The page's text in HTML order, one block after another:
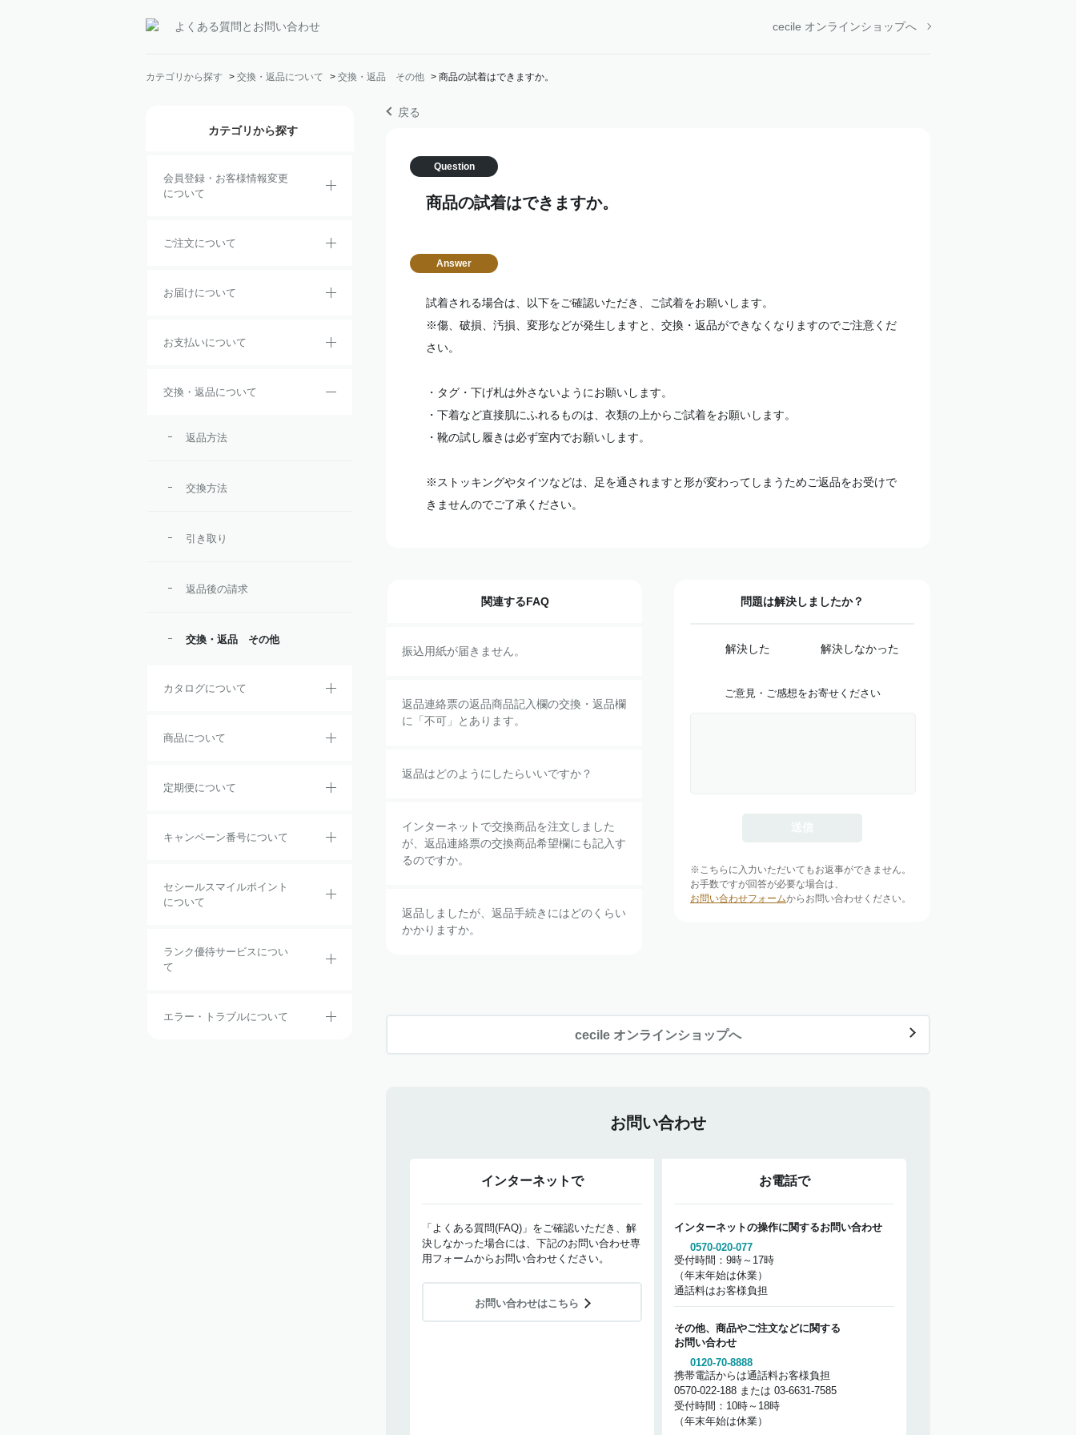
よくある質問とお問い合わせ cecile オンラインショップへ
カテゴリから探す > 交換・返品について > 交換・返品 その他 > 商品の試着はできますか。
カテゴリから探す
会員登録・お客様情報変更
について
ご注文について
お届けについて
お支払いについて
交換・返品について
返品方法
交換方法
引き取り
返品後の請求
交換・返品 その他
カタログについて
商品について
定期便について
キャンペーン番号について
セシールスマイルポイント
について
ランク優待サービスについ
て
エラー・トラブルについて
戻る
商品の試着はできますか。
試着される場合は、以下をご確認いただき、ご試着をお願いします。
※傷、破損、汚損、変形などが発生しますと、交換・返品ができなくなりますのでご注意くだ
さい。
・タグ・下げ札は外さないようにお願いします。
・下着など直接肌にふれるものは、衣類の上からご試着をお願いします。
・靴の試し履きは必ず室内でお願いします。
※ストッキングやタイツなどは、足を通されますと形が変わってしまうためご返品をお受けで
きませんのでご了承ください。
関連するFAQ
振込用紙が届きません。
返品連絡票の返品商品記入欄の交換・返品欄
に「不可」とあります。
返品はどのようにしたらいいですか？
インターネットで交換商品を注文しました
が、返品連絡票の交換商品希望欄にも記入す
るのですか。
返品しましたが、返品手続きにはどのくらい
かかりますか。
問題は解決しましたか？
解決した 解決しなかった
ご意見・ご感想をお寄せください
※こちらに入力いただいてもお返事ができません。
お手数ですが回答が必要な場合は、
お問い合わせフォームからお問い合わせください。
cecile オンラインショップへ
お問い合わせ
インターネットで
「よくある質問(FAQ)」をご確認いただき、解
決しなかった場合には、下記のお問い合わせ専
用フォームからお問い合わせください。
お問い合わせはこちら
お電話で
インターネットの操作に関するお問い合わせ
0570-020-077
受付時間：9時～17時
（年末年始は休業）
通話料はお客様負担
その他、商品やご注文などに関する
お問い合わせ
0120-70-8888
携帯電話からは通話料お客様負担
0570-022-188 または 03-6631-7585
受付時間：10時～18時
（年末年始は休業）